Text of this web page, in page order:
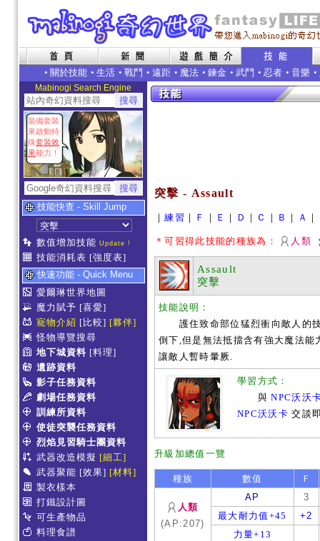
• 關於技能 • 生活 • 戰鬥 • 遠距 • 魔法 • 鍊金 • 武鬥 • 忍者 • 音樂 •
Mabinogi Search Engine
裝備套裝
來啟動特
殊套裝效
果能力！
技能快查 - Skill Jump
數值增加技能 Update !
技能消耗表 [強度表]
快速功能 - Quick Menu
愛爾琳世界地圖
魔力賦予 [喜愛]
寵物介紹 [比較] [夥伴]
怪物導覽搜尋
地下城資料 [料理]
遺跡資料
影子任務資料
劇場任務資料
訓練所資料
使徒突襲任務資料
烈焰見習騎士團資料
武器改造模擬 [細工]
武器聚能 [效果] [材料]
製衣樣本
打鐵設計圖
可生產物品
料理食譜
突擊 - Assault
｜練習 ｜ Ｆ ｜ Ｅ ｜ Ｄ ｜ Ｃ ｜ Ｂ ｜ Ａ ｜
＊可習得此技能的種族為： 人類
Assault
突擊
技能說明：
護住致命部位猛烈衝向敵人的技
倒下,但是無法抵擋含有強大魔法
讓敵人暫時暈厥.
學習方式：
與NPC沃沃
NPC沃沃卡 交談
升級加總值一覽
種族 數值 Ｆ
人類
(AP:207)
AP
3
最大耐力值+45
+2
力量+13